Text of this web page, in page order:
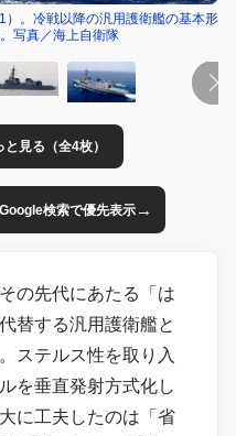
。冷戦以降の汎用護衛艦の基本形
写真／海上自衛隊
見る（全4枚）
検索で優先表示→
の先代にあたる「は
替する汎用護衛艦と
ステルス性を取り入
を垂直発射方式化し
に工夫したのは「省